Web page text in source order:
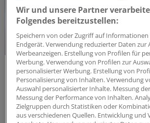
Politische Perspektive
Nationale Politik an Europas
ausrichten
Europas Gesundheitssicherheit
Zugang zu plasma‑basierten
Wir und unsere Partner
Folgendes bereitzustellen:
Speichern von oder Zugriff auf Informationen
Endgerät. Verwendung reduzierter Daten zur
Werbeanzeigen. Erstellung von Profilen für
Werbung. Verwendung von Profilen zur
personalisierter Werbung. Erstellung von
Personalisierung von Inhalten. Verwendung
Auswahl personalisierter Inhalte. Messung
Messung der Performance von Inhalten.
Zielgruppen durch Statistiken oder
aus verschiedenen Quellen. Entwicklung und